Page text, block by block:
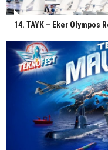
14. TAYK – Eker Olympos